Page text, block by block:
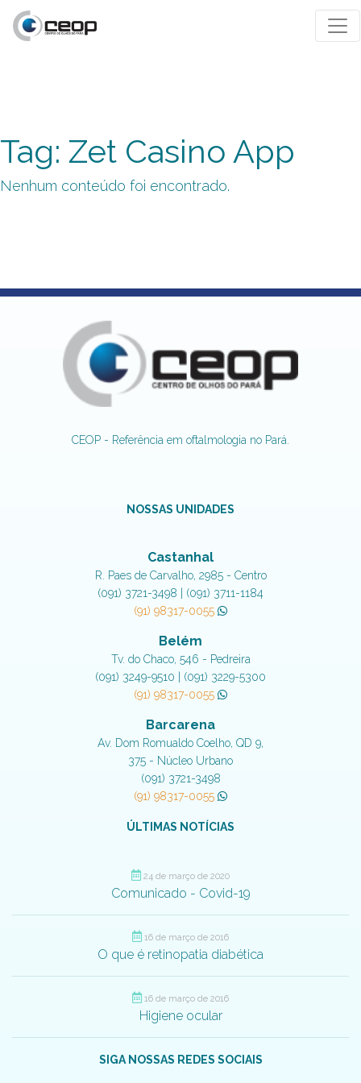
Tag: Zet Casino App
Nenhum conteúdo foi encontrado.
CEOP - Referência em oftalmologia no Pará.
NOSSAS UNIDADES
Castanhal
R. Paes de Carvalho, 2985 - Centro
(091) 3721-3498 | (091) 3711-1184
(91) 98317-0055
Belém
Tv. do Chaco, 546 - Pedreira
(091) 3249-9510 | (091) 3229-5300
(91) 98317-0055
Barcarena
Av. Dom Romualdo Coelho, QD 9,
375 - Núcleo Urbano
(091) 3721-3498
(91) 98317-0055
ÚLTIMAS NOTÍCIAS
24 de março de 2020
Comunicado - Covid-19
16 de março de 2016
O que é retinopatia diabética
16 de março de 2016
Higiene ocular
SIGA NOSSAS REDES SOCIAIS